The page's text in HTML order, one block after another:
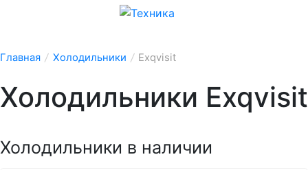
Главная / Холодильники / Exqvisit
Холодильники Exqvisit
Холодильники в наличии